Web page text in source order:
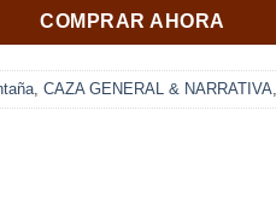
COMPRAR AHORA
CAZA GENERAL & NARRATIVA